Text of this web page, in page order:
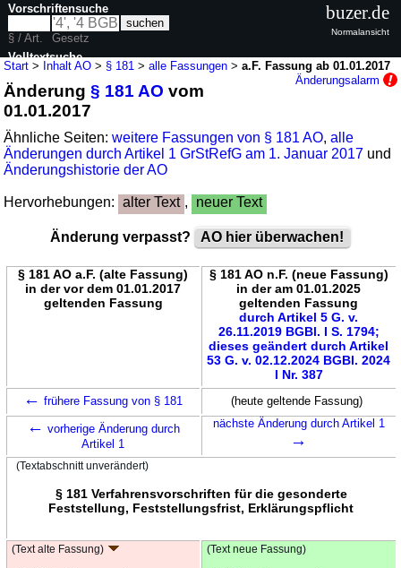
Start > Inhalt AO > § 181 >alle Fassungen >a.F. Fassung ab 01.01.2017
Änderungsalarm
Änderung§ 181 AO vom
01.01.2017
Ähnliche Seiten:weitere Fassungen von § 181 AO,alle
Änderungen durch Artikel 1 GrStRefG am 1. Januar 2017 und
Änderungshistorie der AO
Hervorhebungen: alter Text , neuer Text
Änderung verpasst? AO hier überwachen!
§ 181 AO a.F. (alte Fassung)
in der vor dem 01.01.2017
geltenden Fassung
§ 181 AO n.F. (neue Fassung)
in der am 01.01.2025
geltenden Fassung
durch Artikel 5 G. v.
26.11.2019 BGBl. I S. 1794;
dieses geändert durch Artikel
53 G. v. 02.12.2024 BGBl. 2024
I Nr. 387
← frühere Fassung von § 181 (heute geltende Fassung)
← vorherige Änderung durch
Artikel 1
nächste Änderung durch Artikel 1
→
(Textabschnitt unverändert)
§ 181 Verfahrensvorschriften für die gesonderte
Feststellung, Feststellungsfrist, Erklärungspflicht
(Text alte Fassung) (Text neue Fassung)
Vorschriftensuche
§ / Art.
Gesetz
Volltextsuche
nur in AO
buzer.de
Normalansicht